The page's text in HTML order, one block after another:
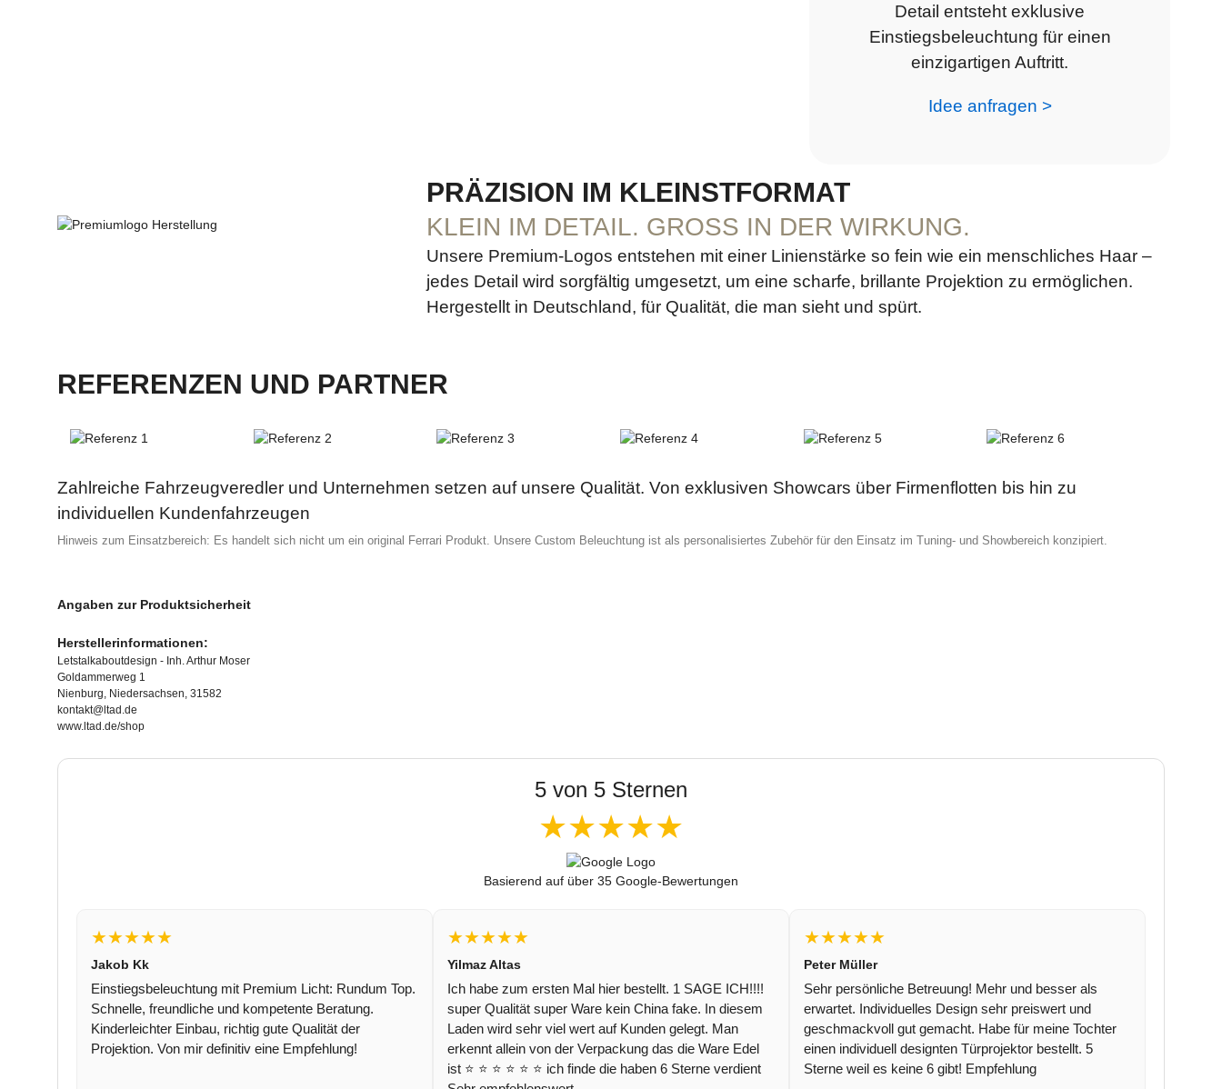
Detail entsteht exklusive
Einstiegsbeleuchtung für einen
einzigartigen Auftritt.
Idee anfragen >
PRÄZISION IM KLEINSTFORMAT
KLEIN IM DETAIL. GROSS IN DER WIRKUNG.
Unsere Premium-Logos entstehen mit einer Linienstärke so fein wie ein menschliches Haar –
jedes Detail wird sorgfältig umgesetzt, um eine scharfe, brillante Projektion zu ermöglichen.
Hergestellt in Deutschland, für Qualität, die man sieht und spürt.
REFERENZEN UND PARTNER
Zahlreiche Fahrzeugveredler und Unternehmen setzen auf unsere Qualität. Von exklusiven Showcars über Firmenflotten bis hin zu
individuellen Kundenfahrzeugen
Hinweis zum Einsatzbereich: Es handelt sich nicht um ein original Ferrari Produkt. Unsere Custom Beleuchtung ist als personalisiertes Zubehör für den Einsatz im Tuning- und Showbereich konzipiert.
Angaben zur Produktsicherheit
Herstellerinformationen:
Letstalkaboutdesign - Inh. Arthur Moser
Goldammerweg 1
Nienburg, Niedersachsen, 31582
kontakt@ltad.de
www.ltad.de/shop
5 von 5 Sternen
★★★★★
Basierend auf über 35 Google-Bewertungen
★★★★★
Jakob Kk
Einstiegsbeleuchtung mit Premium Licht: Rundum Top.
Schnelle, freundliche und kompetente Beratung.
Kinderleichter Einbau, richtig gute Qualität der
Projektion. Von mir definitiv eine Empfehlung!
★★★★★
Yilmaz Altas
Ich habe zum ersten Mal hier bestellt. 1 SAGE ICH!!!!
super Qualität super Ware kein China fake. In diesem
Laden wird sehr viel wert auf Kunden gelegt. Man
erkennt allein von der Verpackung das die Ware Edel
ist ⭐️ ⭐️ ⭐️ ⭐️ ⭐️ ⭐️ ich finde die haben 6 Sterne verdient
★★★★★
Peter Müller
Sehr persönliche Betreuung! Mehr und besser als
erwartet. Individuelles Design sehr preiswert und
geschmackvoll gut gemacht. Habe für meine Tochter
einen individuell designten Türprojektor bestellt. 5
Sterne weil es keine 6 gibt! Empfehlung